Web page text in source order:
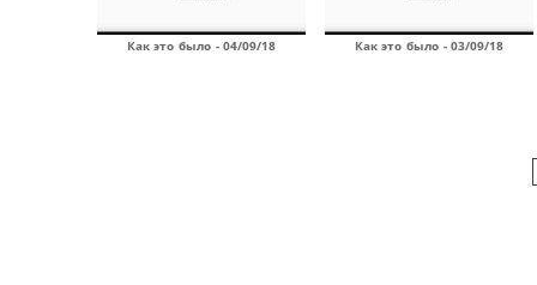
Как это было - 04/09/18 Как это было - 03/09/18